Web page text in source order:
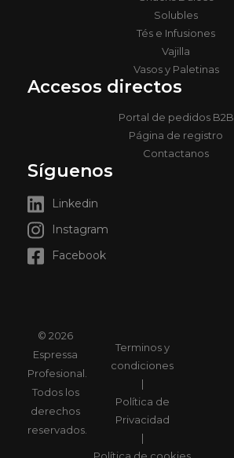
Solubles
Tés e Infusiones
Vajilla
Vasos y Paletinas
Accesos directos
Portal de pedidos B2B
Página de registro
Contactanos
Síguenos
Linkedin
Instagram
Facebook
© 2026
Espressa
Profesional.
Todos los
derechos
reservados.
Terminos y
condiciones
|
Política de
Privacidad
|